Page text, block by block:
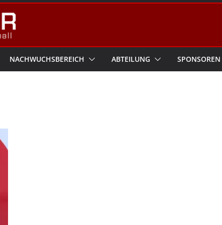
NACHWUCHSBEREICH ABTEILUNG SPONSOREN